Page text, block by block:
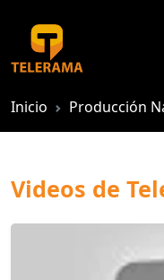
Inicio Producción
Videos de